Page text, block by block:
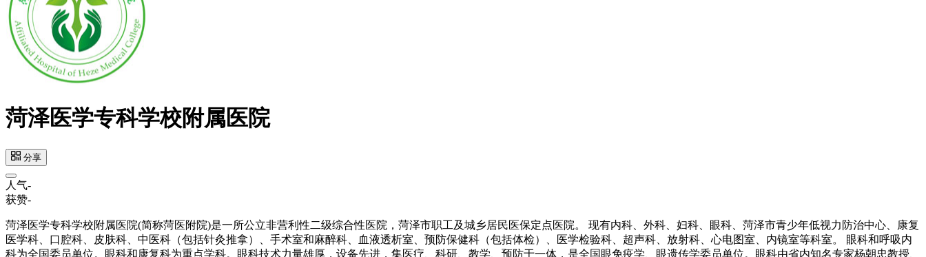
菏泽医学专科学校附属医院
分享
人气-
获赞-
菏泽医学专科学校附属医院(简称菏医附院)是一所公立非营利性二级综合性医院，菏泽市职工及城乡居民医保定点医院。 现有内科、外科、妇科、眼科、菏泽市青少年低视力防治中心、康复
医学科、口腔科、皮肤科、中医科（包括针灸推拿）、手术室和麻醉科、血液透析室、预防保健科（包括体检）、医学检验科、超声科、放射科、心电图室、内镜室等科室。 眼科和呼吸内
科为全国委员单位。眼科和康复科为重点学科。眼科技术力量雄厚，设备先进，集医疗、科研、教学、预防于一体，是全国眼免疫学、眼遗传学委员单位。眼科由省内知名专家杨朝忠教授、